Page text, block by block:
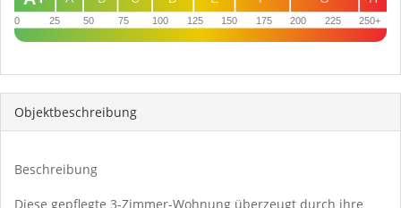
0 25 50 75 100 125 150 175 200 225 250+
Objekt­beschreibung
Beschreibung
Diese gepflegte 3-Zimmer-Wohnung überzeugt durch ihre